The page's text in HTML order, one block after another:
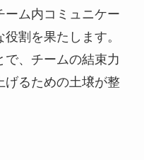
ーム内コミュニケー
割を果たします。
、チームの結束力
げるための土壌が整